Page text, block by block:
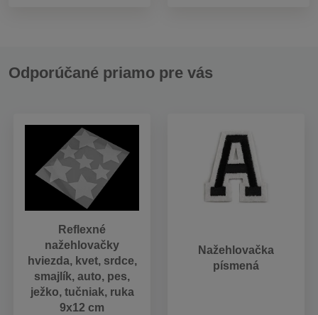
Odporúčané priamo pre vás
Reflexné
nažehlovačky
hviezda, kvet, srdce,
smajlík, auto, pes,
ježko, tučniak, ruka
9x12 cm
Nažehlovačka
písmená